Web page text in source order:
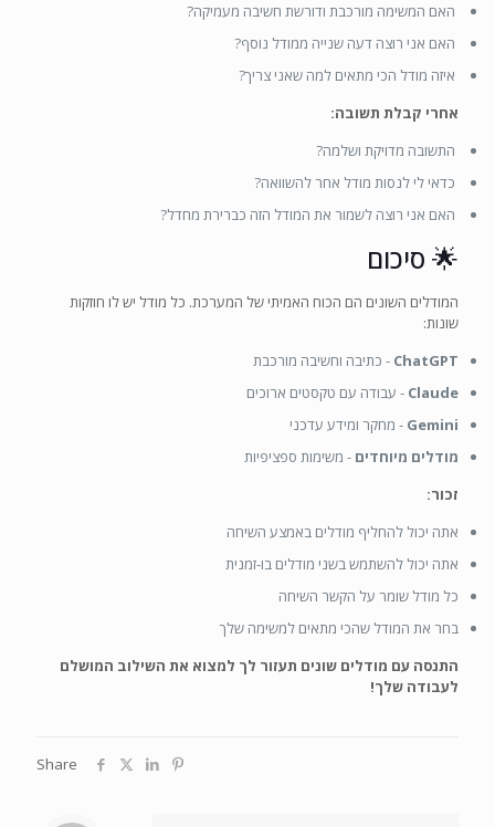
האם המשימה מורכבת ודורשת חשיבה מעמיקה?
האם אני רוצה דעה שנייה ממודל נוסף?
איזה מודל הכי מתאים למה שאני צריך?
אחרי קבלת תשובה:
התשובה מדויקת ושלמה?
כדאי לי לנסות מודל אחר להשוואה?
האם אני רוצה לשמור את המודל הזה כברירת מחדל?
🌟 סיכום
המודלים השונים הם הכוח האמיתי של המערכת. כל מודל יש לו חוזקות
שונות:
ChatGPT - כתיבה וחשיבה מורכבת
Claude - עבודה עם טקסטים ארוכים
Gemini - מחקר ומידע עדכני
מודלים מיוחדים - משימות ספציפיות
זכור:
אתה יכול להחליף מודלים באמצע השיחה
אתה יכול להשתמש בשני מודלים בו-זמנית
כל מודל שומר על הקשר השיחה
בחר את המודל שהכי מתאים למשימה שלך
התנסה עם מודלים שונים תעזור לך למצוא את השילוב המושלם
לעבודה שלך!
Share